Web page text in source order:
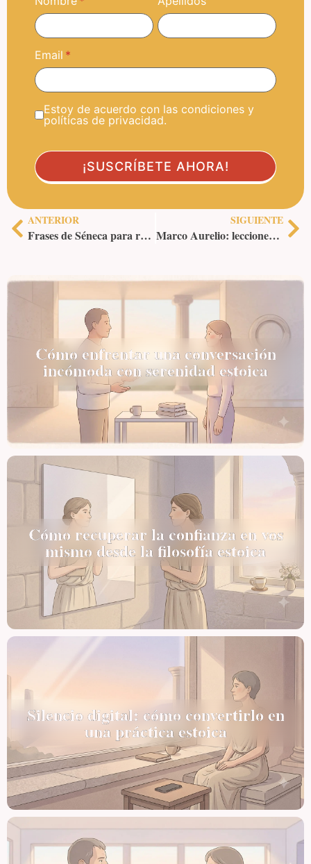
Email
Estoy de acuerdo con las condiciones y
políticas de privacidad.
ANTERIOR
Frases de Séneca para reflexionar
SIGUIENTE
Marco Aurelio: lecciones de liderazgo para el mundo moderno
Cómo enfrentar una conversación
incómoda con serenidad estoica
Cómo recuperar la confianza en vos
mismo desde la filosofía estoica
Silencio digital: cómo convertirlo en
una práctica estoica